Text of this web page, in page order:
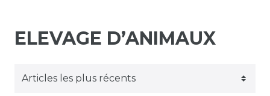
ELEVAGE D’ANIMAUX